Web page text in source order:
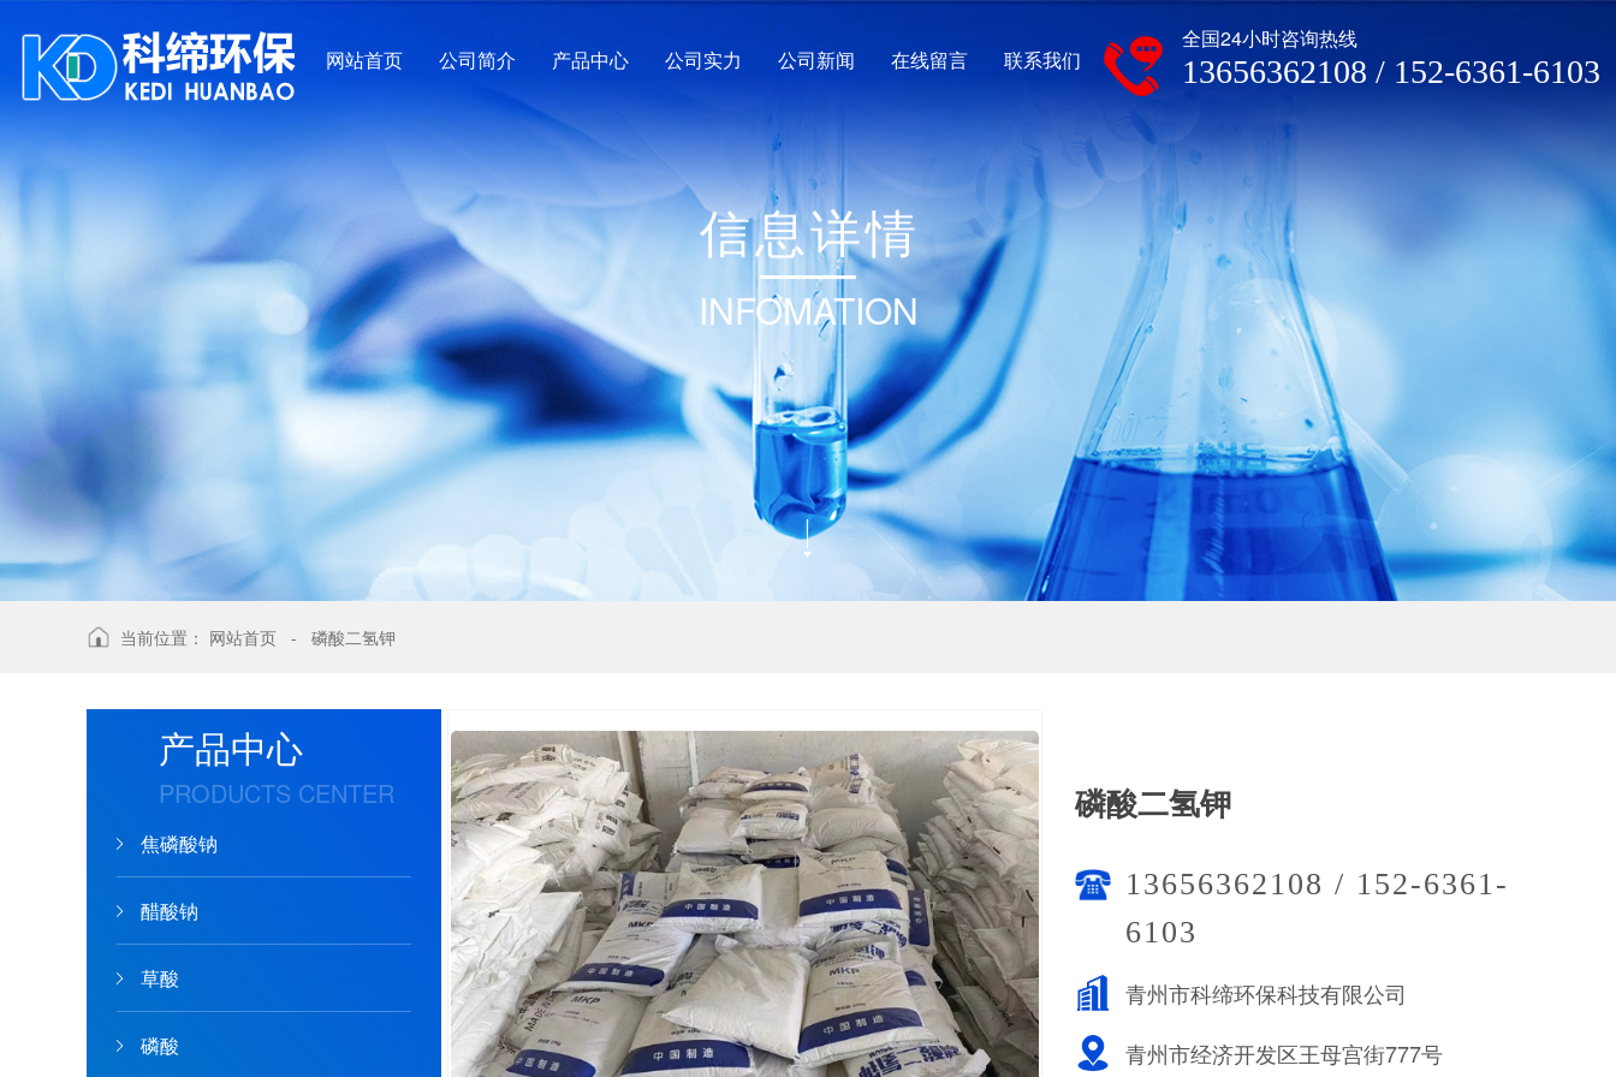
网站首页 公司简介 产品中心 公司实力 公司新闻 在线留言 联系我们
全国24小时咨询热线
13656362108 / 152-6361-6103
信息详情
INFOMATION
当前位置： 网站首页 - 磷酸二氢钾
产品中心
PRODUCTS CENTER
焦磷酸钠
醋酸钠
草酸
磷酸
磷酸二氢钾
13656362108 / 152-6361-
6103
青州市科缔环保科技有限公司
青州市经济开发区王母宫街777号